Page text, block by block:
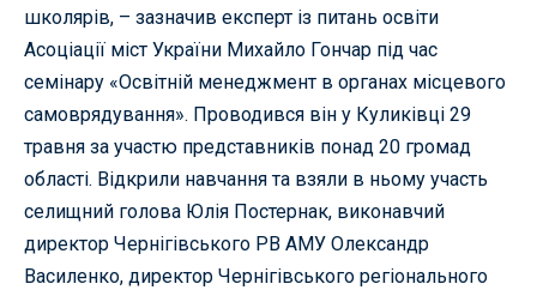
школярів, – зазначив експерт із питань освіти
Асоціації міст України Михайло Гончар під час
семінару «Освітній менеджмент в органах місцевого
самоврядування». Проводився він у Куликівці 29
травня за участю представників понад 20 громад
області. Відкрили навчання та взяли в ньому участь
селищний голова Юлія Постернак, виконавчий
директор Чернігівського РВ АМУ Олександр
Василенко, директор Чернігівського регіонального